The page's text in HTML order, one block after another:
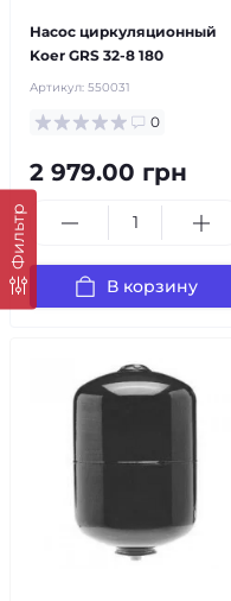
Фильтр
Насос циркуляционный
Koer GRS 32-8 180
Артикул: 550031
0
2 979.00 грн
В корзину